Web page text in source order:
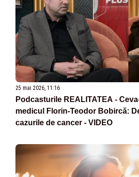
25 mai 2026, 11:16
Podcasturile REALITATEA -
medicul Florin-Teodor Bobircă:
cazurile de cancer - VIDEO